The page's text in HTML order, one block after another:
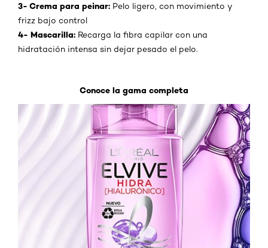
3- Crema para peinar: Pelo ligero, con movimiento y
frizz bajo control
4- Mascarilla: Recarga la fibra capilar con una
hidratación intensa sin dejar pesado el pelo.
Conoce la gama completa